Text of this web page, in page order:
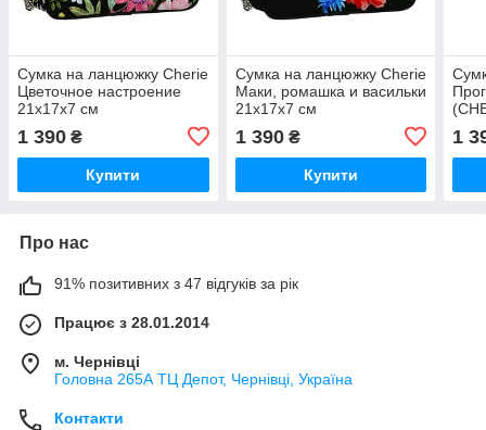
Сумка на ланцюжку Cherie
Цветочное настроение
21x17x7 см
1 390 ₴
Купити
Сумка на ланцюжку Cherie
Маки, ромашка и васильки
21x17x7 см
1 390₴
Купити
1
Про нас
91% позитивних з 47 відгуків за рік
Працює з 28.01.2014
м. Чернівці
Головна 265А ТЦ Депот, Чернівці, Україна
Контакти